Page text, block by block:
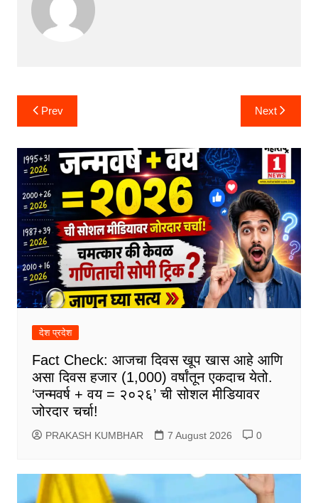
Post
navigation
Prev Next
देश प्रदेश
Fact Check: आजचा दिवस खूप खास आहे आणि
असा दिवस हजार (1,000) वर्षांतून एकदाच येतो.
‘जन्मवर्ष + वय = २०२६’ ची सोशल मीडियावर
जोरदार चर्चा!
PRAKASH KUMBHAR 7 August 2026 0